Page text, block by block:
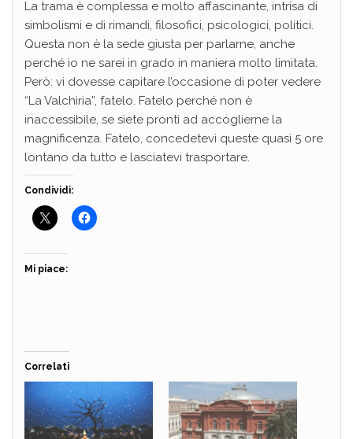
La trama è complessa e molto affascinante, intrisa di
simbolismi e di rimandi, filosofici, psicologici, politici.
Questa non è la sede giusta per parlarne, anche
perché io ne sarei in grado in maniera molto limitata.
Però: vi dovesse capitare l’occasione di poter vedere
“La Valchiria”, fatelo. Fatelo perché non è
inaccessibile, se siete pronti ad accoglierne la
magnificenza. Fatelo, concedetevi queste quasi 5 ore
lontano da tutto e lasciatevi trasportare.
Condividi:
Mi piace:
Correlati